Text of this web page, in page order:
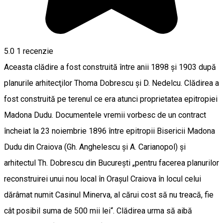
5.0 1 recenzie
Aceasta clădire a fost construită între anii 1898 şi 1903 după
planurile arhitecţilor Thoma Dobrescu şi D. Nedelcu. Clădirea a
fost construită pe terenul ce era atunci proprietatea epitropiei
Madona Dudu. Documentele vremii vorbesc de un contract
încheiat la 23 noiembrie 1896 între epitropii Bisericii Madona
Dudu din Craiova (Gh. Anghelescu şi A. Carianopol) şi
arhitectul Th. Dobrescu din Bucureşti „pentru facerea planurilor
reconstruirei unui nou local în Oraşul Craiova în locul celui
dărâmat numit Casinul Minerva, al cărui cost să nu treacă, fie
cât posibil suma de 500 mii lei“. Clădirea urma să aibă